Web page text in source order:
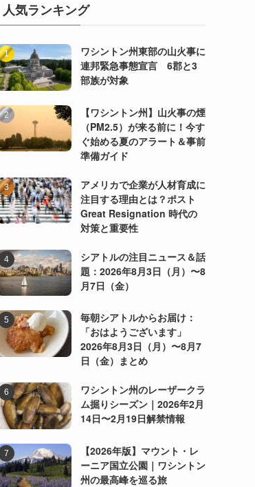
人気ランキング
ワシントン州東部の山火事に
連邦緊急事態宣言 6郡と3
部族が対象
【ワシントン州】山火事の煙
（PM2.5）が来る前に！今す
ぐ始める夏のアラート＆事前
準備ガイド
アメリカで企業が人材育成に
注目する理由とは？ポスト
Great Resignation 時代の
対策と重要性
シアトルの注目ニュース＆話
題：2026年8月3日（月）〜8
月7日（金）
毎朝シアトルからお届け：
「おはようございます」
2026年8月3日（月）〜8月7
日（金）まとめ
ワシントン州のレーザークラ
ム掘りシーズン｜2026年2月
14日〜2月19日解禁情報
【2026年版】マウント・レ
ーニア国立公園｜ワシントン
州の最高峰を巡る旅